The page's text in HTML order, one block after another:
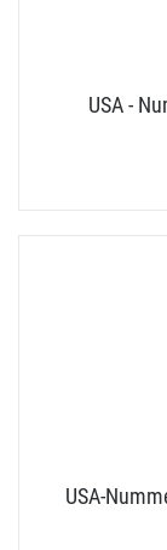
USA -
USA-​